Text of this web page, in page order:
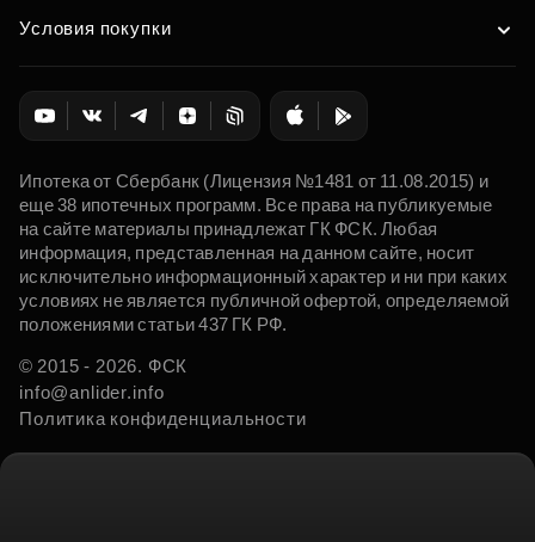
Условия покупки
Ипотека от Сбербанк (Лицензия №1481 от 11.08.2015) и
еще 38 ипотечных программ. Все права на публикуемые
на сайте материалы принадлежат ГК ФСК. Любая
информация, представленная на данном сайте, носит
исключительно информационный характер и ни при каких
условиях не является публичной офертой, определяемой
положениями статьи 437 ГК РФ.
© 2015 - 2026. ФСК
info@anlider.info
Политика конфиденциальности